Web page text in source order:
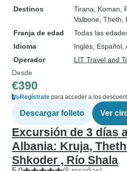
Destinos
Tirana , Koman ,
Valbone , Theth
Franja de edad
Todas las
Idioma
Inglés, Español,
Operador
LIT Travel and
Desde
€390
Regístrate para acceder a los
Descargar folleto Ver
Excursión de 3 días
Albania: Kruja,
Shkoder , Río Shala